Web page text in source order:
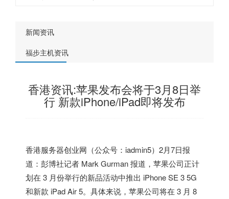
新闻资讯
福步主机资讯
香港资讯:苹果发布会将于3月8日举
行 新款iPhone/iPad即将发布
香港服务器创业网（公众号：iadmin5）2月7日报
道：彭博社记者 Mark Gurman 报道，苹果公司正计
划在 3 月份举行的新品活动中推出 iPhone SE 3 5G
和新款 iPad Air 5。具体来说，苹果公司将在 3 月 8